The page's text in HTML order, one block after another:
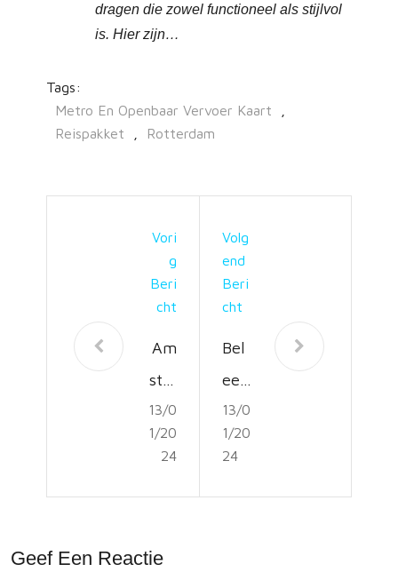
dragen die zowel functioneel als stijlvol
is. Hier zijn…
Tags:
Metro En Openbaar Vervoer Kaart
Reispakket
Rotterdam
Vori
G
Beri
Cht
Am
ster
da
m
Vill
13/0
1/20
24
Volg
End
Beri
Cht
Bel
eef
een
fiet
13/0
1/20
24
Geef Een Reactie